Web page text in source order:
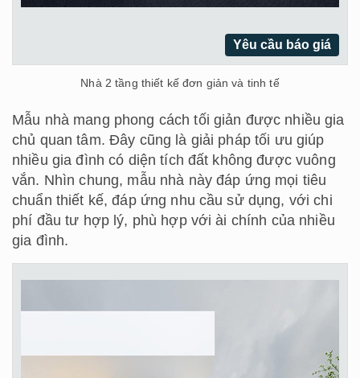
Yêu cầu báo giá
Nhà 2 tầng thiết kế đơn giản và tinh tế
Mẫu nhà mang phong cách tối giản được nhiều gia
chủ quan tâm. Đây cũng là giải pháp tối ưu giúp
nhiều gia đình có diện tích đất không được vuông
vắn. Nhìn chung, mẫu nhà này đáp ứng mọi tiêu
chuẩn thiết kế, đáp ứng nhu cầu sử dụng, với chi
phí đầu tư hợp lý, phù hợp với ài chính của nhiều
gia đình.